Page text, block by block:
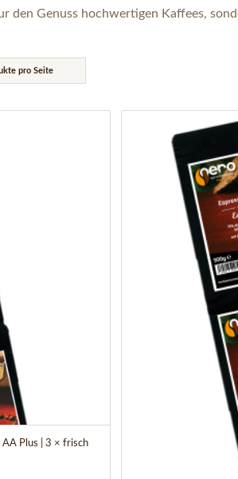
den Genuss hochwertigen Kaffees,
pro Seite
Plus | 3 × frisch